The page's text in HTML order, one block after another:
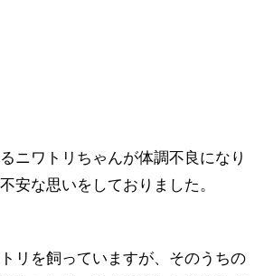
ニワトリちゃんが体調不良になり
安な思いをしておりました。
リを飼っていますが、そのうちの